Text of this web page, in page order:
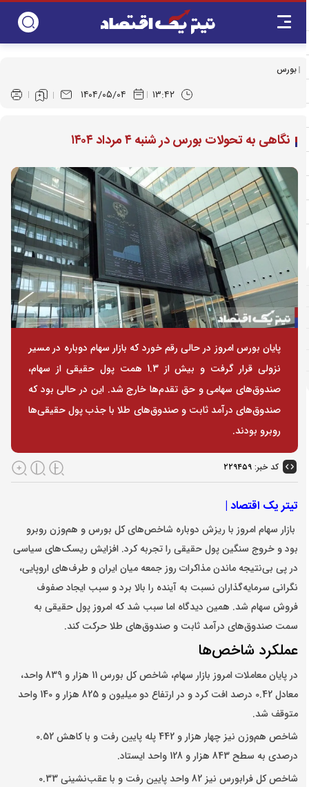
بورس
۱۴۰۴/۰۵/۰۴ ۱۳:۴۲
نگاهی به تحولات بورس در شنبه ۴ مرداد ۱۴۰۴
پایان بورس امروز در حالی رقم خورد که بازار سهام دوباره در مسیر
نزولی قرار گرفت و بیش از 1.3 همت پول حقیقی از سهام،
صندوق‌های سهامی و حق تقدم‌ها خارج شد. این در حالی بود که
صندوق‌های درآمد ثابت و صندوق‌های طلا با جذب پول حقیقی‌ها
روبرو بودند.
کد خبر: ۲۲۹۴۵۹
تیتر یک اقتصاد |
بازار سهام امروز با ریزش دوباره شاخص‌های کل بورس و هم‌وزن روبرو
بود و خروج سنگین پول حقیقی را تجربه کرد. افزایش ریسک‌های سیاسی
در پی بی‌نتیجه ماندن مذاکرات روز جمعه میان ایران و طرف‌‎های اروپایی،
نگرانی سرمایه‌گذاران نسبت به آینده را بالا برد و سبب ایجاد صفوف
فروش سهام شد. همین دیدگاه اما سبب شد که امروز پول حقیقی به
سمت صندوق‌های درآمد ثابت و صندوق‌های طلا حرکت کند.
عملکرد شاخص‌‌ها
در پایان معاملات امروز بازار سهام، شاخص کل بورس 11 هزار و 839 واحد،
معادل 0.42 درصد افت کرد و در ارتفاع دو میلیون و 825 هزار و 140 واحد
متوقف شد.
شاخص هم‌وزن نیز چهار هزار و 442 پله پایین رفت و با کاهش 0.52
درصدی به سطح 843 هزار و 128 واحد ایستاد.
شاخص کل فرابورس نیز 82 واحد پایین رفت و با عقب‌‌نشینی 0.33